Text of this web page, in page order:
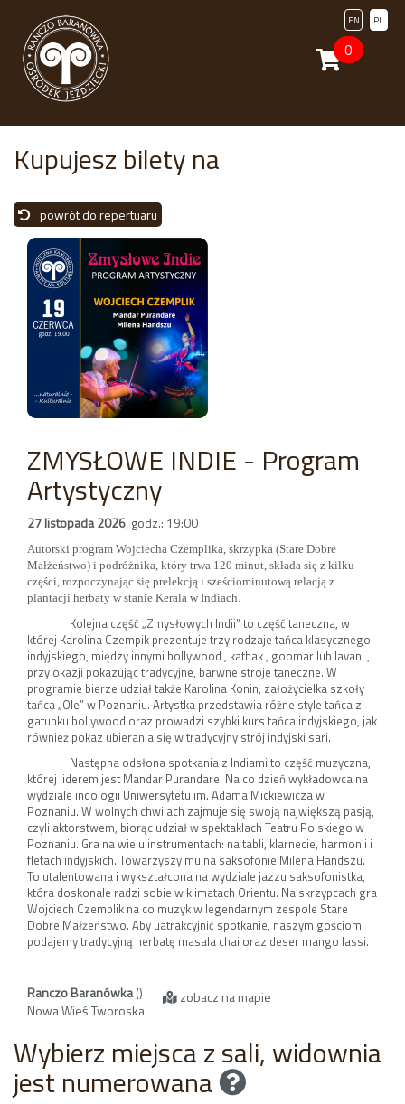
PL
EN
0
Kupujesz bilety na
powrót do repertuaru
ZMYSŁOWE INDIE - Program
Artystyczny
27 listopada 2026, godz.: 19:00
Autorski program Wojciecha Czemplika, skrzypka (Stare Dobre
Małżeństwo) i podróżnika, który trwa 120 minut, składa się z kilku
części, rozpoczynając się prelekcją i sześciominutową relacją z
plantacji herbaty w stanie Kerala w Indiach.
Kolejna część „Zmysłowych Indii” to część taneczna, w
której Karolina Czempik prezentuje trzy rodzaje tańca klasycznego
indyjskiego, między innymi bollywood , kathak , goomar lub lavani ,
przy okazji pokazując tradycyjne, barwne stroje taneczne. W
programie bierze udział także Karolina Konin, założycielka szkoły
tańca „Ole” w Poznaniu. Artystka przedstawia różne style tańca z
gatunku bollywood oraz prowadzi szybki kurs tańca indyjskiego, jak
również pokaz ubierania się w tradycyjny strój indyjski sari.
Następna odsłona spotkania z Indiami to część muzyczna,
której liderem jest Mandar Purandare. Na co dzień wykładowca na
wydziale indologii Uniwersytetu im. Adama Mickiewicza w
Poznaniu. W wolnych chwilach zajmuje się swoją największą pasją,
czyli aktorstwem, biorąc udział w spektaklach Teatru Polskiego w
Poznaniu. Gra na wielu instrumentach: na tabli, klarnecie, harmonii i
fletach indyjskich. Towarzyszy mu na saksofonie Milena Handszu.
To utalentowana i wykształcona na wydziale jazzu saksofonistka,
która doskonale radzi sobie w klimatach Orientu. Na skrzypcach gra
Wojciech Czemplik na co muzyk w legendarnym zespole Stare
Dobre Małżeństwo. Aby uatrakcyjnić spotkanie, naszym gościom
podajemy tradycyjną herbatę masala chai oraz deser mango lassi.
Ranczo Baranówka()
Nowa Wieś Tworoska
zobacz na mapie
Wybierz miejsca z sali, widownia
jest numerowana